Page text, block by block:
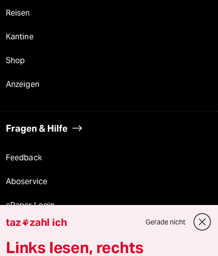
Reisen
Kantine
Shop
Anzeigen
Fragen & Hilfe
Feedback
Aboservice
ePaper Login
Downloads für Abonnierende
taz zahl ich Gerade nicht
Links lesen, rechts